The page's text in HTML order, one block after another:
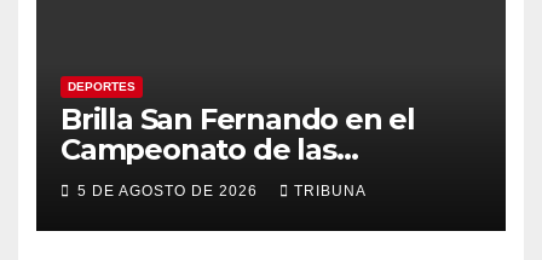
DEPORTES
Brilla San Fernando en el
Campeonato de las
Américas: Academia de
pase a la final internacional
5 DE AGOSTO DE 2026 TRIBUNA